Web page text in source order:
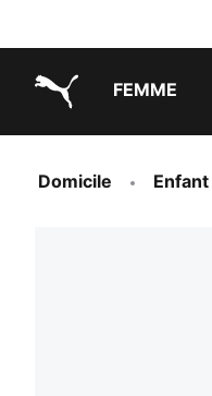
FEMME
Domicile Enfant